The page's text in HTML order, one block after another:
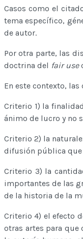
Casos como el
tema específico,
de autor.
Por otra parte, las
doctrina del fair use
En este contexto,
Criterio 1) la
ánimo de lucro y no
Criterio 2) la
difusión pública que
Criterio 3) la
importantes de las
de la historia de la
Criterio 4) el efecto
otras artes para que